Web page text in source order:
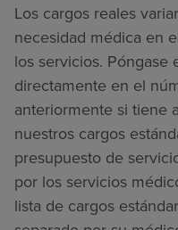
Los cargos reales
necesidad médica en
los servicios. Póngase
directamente en el
anteriormente si tiene
nuestros cargos
presupuesto de
por los servicios
lista de cargos